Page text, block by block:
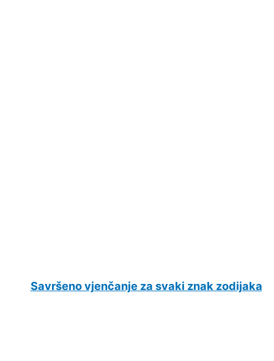
Savršeno vjenčanje za svaki znak zodijaka